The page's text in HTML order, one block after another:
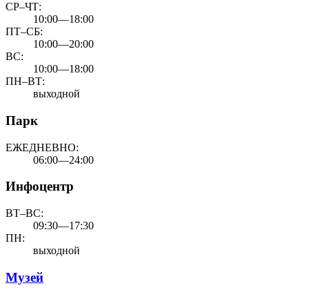
СР–ЧТ:
10:00—18:00
ПТ–СБ:
10:00—20:00
ВС:
10:00—18:00
ПН–ВТ:
выходной
Парк
ЕЖЕДНЕВНО:
06:00—24:00
Инфоцентр
ВТ–ВС:
09:30—17:30
ПН:
выходной
Музей